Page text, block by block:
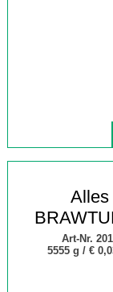
Alles
Art-Nr.
5555 g / €